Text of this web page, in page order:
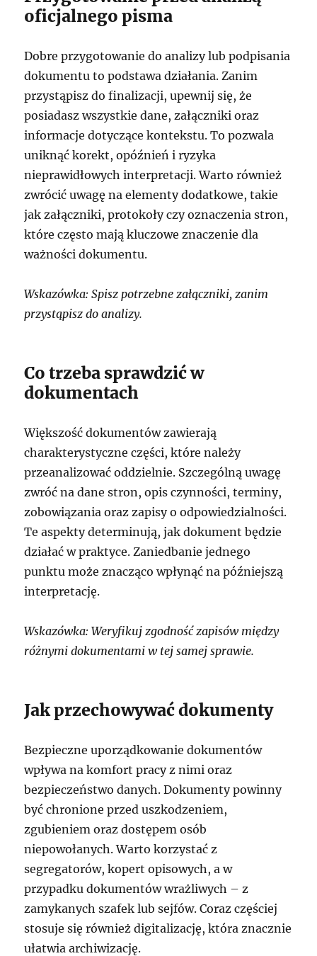
oficjalnego pisma
Dobre przygotowanie do analizy lub podpisania
dokumentu to podstawa działania. Zanim
przystąpisz do finalizacji, upewnij się, że
posiadasz wszystkie dane, załączniki oraz
informacje dotyczące kontekstu. To pozwala
uniknąć korekt, opóźnień i ryzyka
nieprawidłowych interpretacji. Warto również
zwrócić uwagę na elementy dodatkowe, takie
jak załączniki, protokoły czy oznaczenia stron,
które często mają kluczowe znaczenie dla
ważności dokumentu.
Wskazówka: Spisz potrzebne załączniki, zanim
przystąpisz do analizy.
Co trzeba sprawdzić w
dokumentach
Większość dokumentów zawierają
charakterystyczne części, które należy
przeanalizować oddzielnie. Szczególną uwagę
zwróć na dane stron, opis czynności, terminy,
zobowiązania oraz zapisy o odpowiedzialności.
Te aspekty determinują, jak dokument będzie
działać w praktyce. Zaniedbanie jednego
punktu może znacząco wpłynąć na późniejszą
interpretację.
Wskazówka: Weryfikuj zgodność zapisów między
różnymi dokumentami w tej samej sprawie.
Jak przechowywać dokumenty
Bezpieczne uporządkowanie dokumentów
wpływa na komfort pracy z nimi oraz
bezpieczeństwo danych. Dokumenty powinny
być chronione przed uszkodzeniem,
zgubieniem oraz dostępem osób
niepowołanych. Warto korzystać z
segregatorów, kopert opisowych, a w
przypadku dokumentów wrażliwych – z
zamykanych szafek lub sejfów. Coraz częściej
stosuje się również digitalizację, która znacznie
ułatwia archiwizację.